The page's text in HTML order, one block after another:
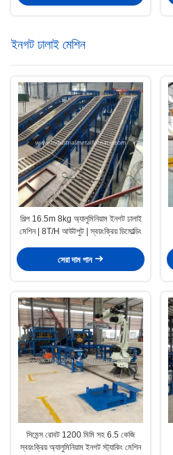
ইনগট ঢালাই মেশিন
শিল্প 16.5m 8kg অ্যালুমিনিয়াম ইনগট ঢালাই
মেশিন | 8T/H আউটপুট | স্বয়ংক্রিয় ডিমোল্ডিং
সেরা দাম পান
সিমেন্স রোবট 1200 মিমি সহ 6.5 কেজি
স্বয়ংক্রিয় অ্যালুমিনিয়াম ইনগট স্ট্যাকিং মেশিন